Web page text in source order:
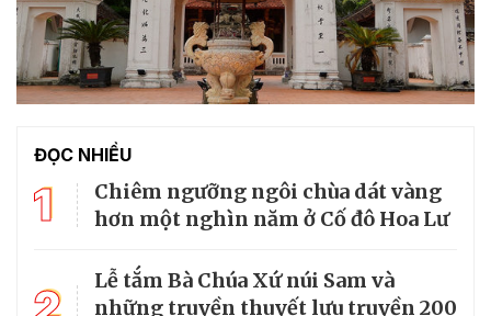
ĐỌC NHIỀU
1
Chiêm ngưỡng ngôi chùa dát vàng
hơn một nghìn năm ở Cố đô Hoa Lư
Lễ tắm Bà Chúa Xứ núi Sam và
những truyền thuyết lưu truyền 200